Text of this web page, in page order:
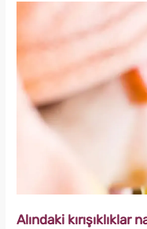
Alındaki kırışıklıklar